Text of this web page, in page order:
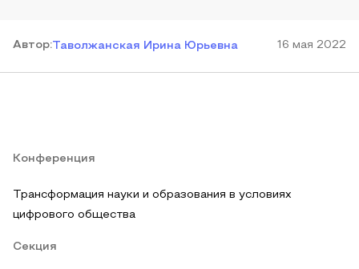
Автор:Таволжанская Ирина Юрьевна 16 мая 2022
Конференция
Трансформация науки и образования в условиях
цифрового общества
Секция